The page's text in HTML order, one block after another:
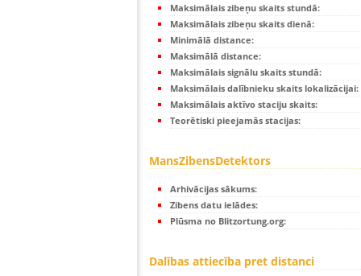
Maksimālais zibeņu skaits stundā:
Maksimālais zibeņu skaits dienā:
Minimālā distance:
Maksimālā distance:
Maksimālais signālu skaits stundā:
Maksimālais dalībnieku skaits lokalizācijai:
Maksimālais aktīvo staciju skaits:
Teorētiski pieejamās stacijas:
MansZibensDetektors
Arhivācijas sākums:
Zibens datu ielādes:
Plūsma no Blitzortung.org:
Dalības attiecība pret distanci